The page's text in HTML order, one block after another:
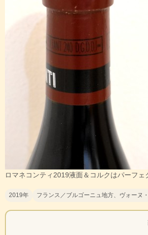
ロマネコンティ2019液面＆コルクはパーフェ
2019年 フランス／ブルゴーニュ地方、ヴォーヌ